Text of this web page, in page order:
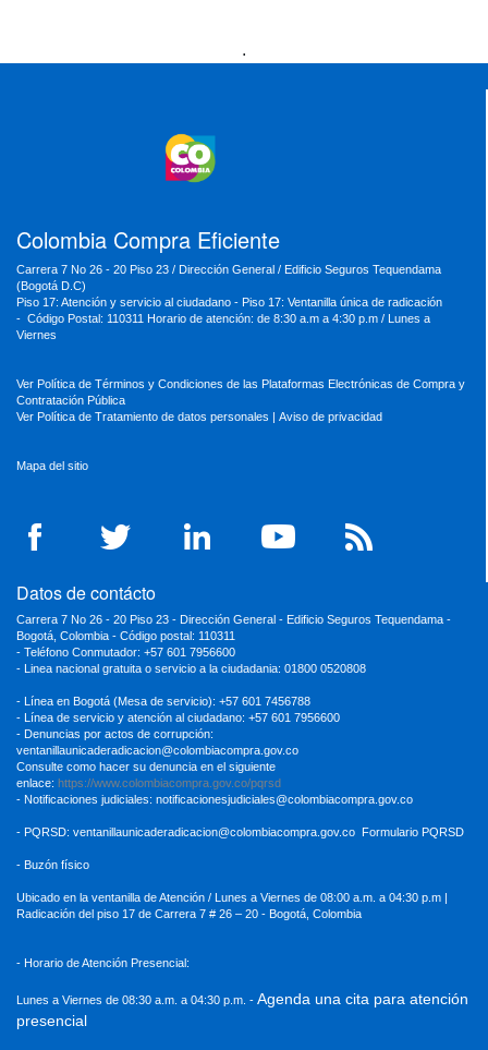
MinRelaciones
MinHacienda
.
Colombia Compra Eficiente
Carrera 7 No 26 - 20 Piso 23 / Dirección General / Edificio Seguros Tequendama
(Bogotá D.C)
Piso 17: Atención y servicio al ciudadano - Piso 17: Ventanilla única de radicación
- Código Postal: 110311 Horario de atención: de 8:30 a.m a 4:30 p.m / Lunes a
Viernes
Ver Política de Términos y Condiciones de las Plataformas Electrónicas de Compra y
Contratación Pública
Ver Política de Tratamiento de datos personales | Aviso de privacidad
Mapa del sitio
Datos de contácto
Carrera 7 No 26 - 20 Piso 23 - Dirección General - Edificio Seguros Tequendama -
Bogotá, Colombia - Código postal: 110311
- Teléfono Conmutador: +57 601 7956600
- Linea nacional gratuita o servicio a la ciudadania: 01800 0520808
- Línea en Bogotá (Mesa de servicio): +57 601 7456788
- Línea de servicio y atención al ciudadano: +57 601 7956600
- Denuncias por actos de corrupción:
ventanillaunicaderadicacion@colombiacompra.gov.co
Consulte como hacer su denuncia en el siguiente
enlace: https://www.colombiacompra.gov.co/pqrsd
- Notificaciones judiciales: notificacionesjudiciales@colombiacompra.gov.co
- PQRSD: ventanillaunicaderadicacion@colombiacompra.gov.co Formulario PQRSD
- Buzón físico
Ubicado en la ventanilla de Atención / Lunes a Viernes de 08:00 a.m. a 04:30 p.m |
Radicación del piso 17 de Carrera 7 # 26 – 20 - Bogotá, Colombia
- Horario de Atención Presencial:
Lunes a Viernes de 08:30 a.m. a 04:30 p.m. - Agenda una cita para atención
presencial